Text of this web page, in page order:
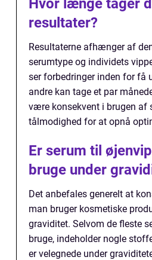
Hvor længe tager
resultater?
Resultaterne afhænger af
serumtype og individets
ser forbedringer inden for få
andre kan tage et par
være konsekvent i brugen af
tålmodighed for at opnå
Er serum til
bruge under
Det anbefales generelt at
man bruger kosmetiske
graviditet. Selvom de fleste
bruge, indeholder nogle
er velegnede under